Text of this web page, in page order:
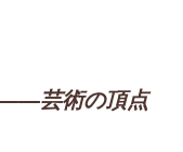
――芸術の頂点